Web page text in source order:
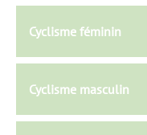
Cyclisme féminin
Cyclisme masculin